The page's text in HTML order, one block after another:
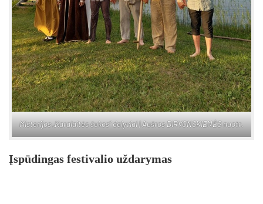
Mis­te­ri­jos „Ka­ra­lai­tės šu­kos“ da­ly­viai | Auš­ros DIR­VONS­KIE­NĖS nuo­tr.
Įs­pū­din­gas fes­ti­va­lio už­da­ry­mas